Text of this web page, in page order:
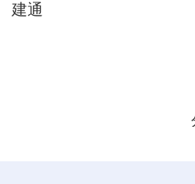
建通